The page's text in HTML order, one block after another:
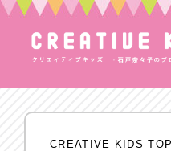
CREATIVE KIDS TOP